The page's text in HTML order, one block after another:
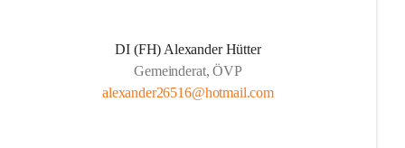
DI (FH) Alexander Hütter
Gemeinderat, ÖVP
alexander26516@hotmail.com